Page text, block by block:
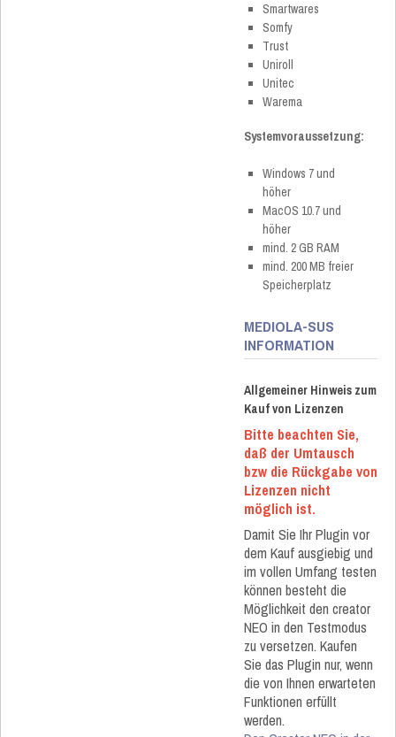
Smartwares
Somfy
Trust
Uniroll
Unitec
Warema
Systemvoraussetzung:
Windows 7 und
höher
MacOS 10.7 und
höher
mind. 2 GB RAM
mind. 200 MB freier
Speicherplatz
MEDIOLA-SUS
INFORMATION
Allgemeiner Hinweis zum
Kauf von Lizenzen
Bitte beachten Sie,
daß der Umtausch
bzw die Rückgabe von
Lizenzen nicht
möglich ist.
Damit Sie Ihr Plugin vor
dem Kauf ausgiebig und
im vollen Umfang testen
können besteht die
Möglichkeit den creator
NEO in den Testmodus
zu versetzen. Kaufen
Sie das Plugin nur, wenn
die von Ihnen erwarteten
Funktionen erfüllt
werden.